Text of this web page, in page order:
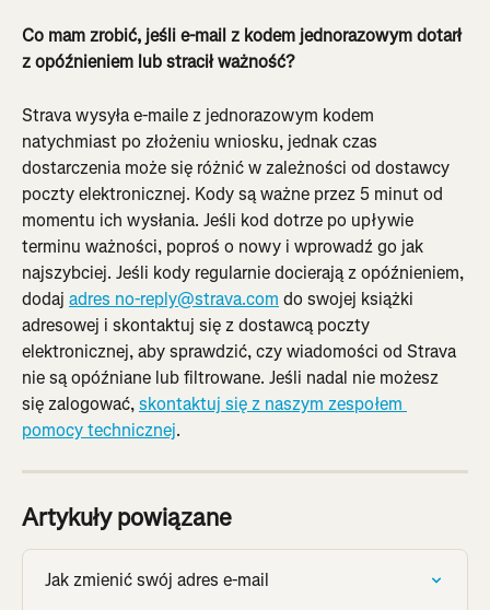
Co mam zrobić, jeśli e-mail z kodem jednorazowym dotarł
z opóźnieniem lub stracił ważność?
Strava wysyła e-maile z jednorazowym kodem
natychmiast po złożeniu wniosku, jednak czas
dostarczenia może się różnić w zależności od dostawcy
poczty elektronicznej. Kody są ważne przez 5 minut od
momentu ich wysłania. Jeśli kod dotrze po upływie
terminu ważności, poproś o nowy i wprowadź go jak
najszybciej. Jeśli kody regularnie docierają z opóźnieniem,
dodaj adres no-reply@strava.com do swojej książki
adresowej i skontaktuj się z dostawcą poczty
elektronicznej, aby sprawdzić, czy wiadomości od Strava
nie są opóźniane lub filtrowane. Jeśli nadal nie możesz
się zalogować, skontaktuj się z naszym zespołem
pomocy technicznej.
Artykuły powiązane
Jak zmienić swój adres e-mail